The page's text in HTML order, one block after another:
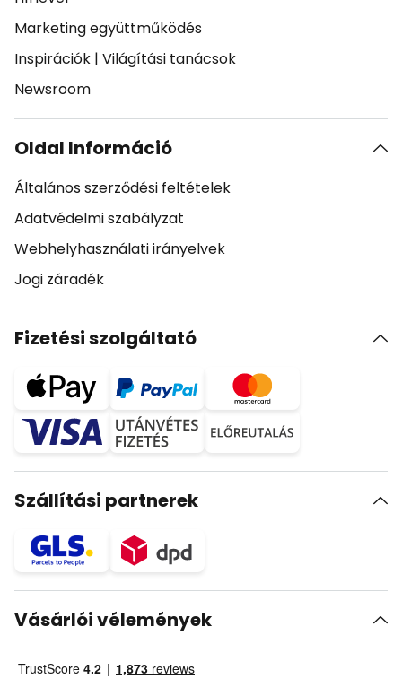
Marketing együttműködés
Inspirációk | Világítási tanácsok
Newsroom
Oldal Információ
Általános szerződési feltételek
Adatvédelmi szabályzat
Webhelyhasználati irányelvek
Jogi záradék
Fizetési szolgáltató
Szállítási partnerek
Vásárlói vélemények